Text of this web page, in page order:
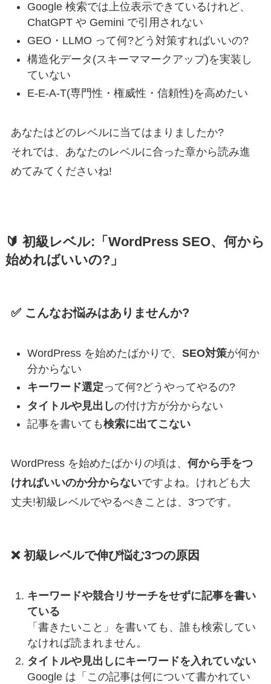
Google 検索では上位表示できているけれど、
ChatGPT や Gemini で引用されない
GEO・LLMO って何?どう対策すればいいの?
構造化データ(スキーママークアップ)を実装し
ていない
E-E-A-T(専門性・権威性・信頼性)を高めたい
あなたはどのレベルに当てはまりましたか?
それでは、あなたのレベルに合った章から読み進
めてみてくださいね!
🔰 初級レベル:「WordPress SEO、何から
始めればいいの?」
✅ こんなお悩みはありませんか?
WordPress を始めたばかりで、 SEO対策が何か
分からない
キーワード選定って何?どうやってやるの?
タイトルや見出しの付け方が分からない
記事を書いても検索に出てこない
WordPress を始めたばかりの頃は、 何から手をつ
ければいいのか分からないですよね。けれども大
丈夫!初級レベルでやるべきことは、3つです。
❌ 初級レベルで伸び悩む3つの原因
キーワードや競合リサーチをせずに記事を書い
ている
「書きたいこと」を書いても、誰も検索してい
なければ読まれません。
タイトルや見出しにキーワードを入れていない
Google は「この記事は何について書かれてい